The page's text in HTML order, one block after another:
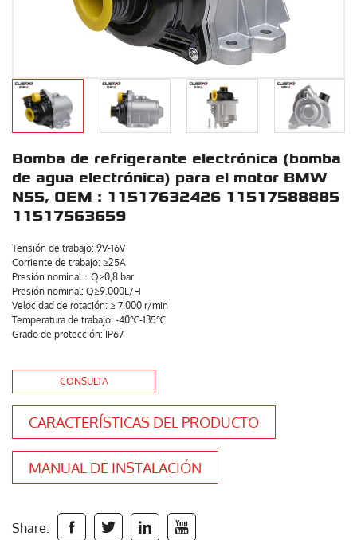
Bomba de refrigerante electrónica (bomba
de agua electrónica) para el motor BMW
N55, OEM : 11517632426 11517588885
11517563659
Tensión de trabajo: 9V-16V
Corriente de trabajo: ≥25A
Presión nominal：Q≥0,8 bar
Presión nominal: Q≥9.000L/H
Velocidad de rotación: ≥ 7.000 r/min
Temperatura de trabajo: -40℃-135℃
Grado de protección: IP67
CONSULTA
CARACTERÍSTICAS DEL PRODUCTO
MANUAL DE INSTALACIÓN
Share:    